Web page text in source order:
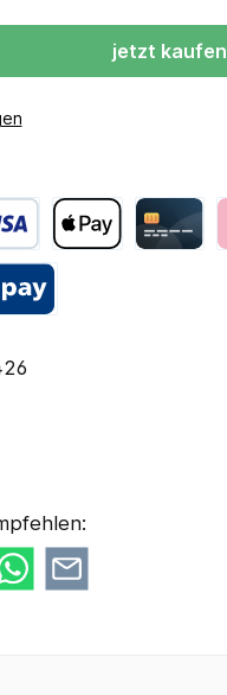
jetzt kaufen